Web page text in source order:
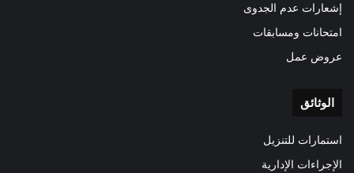
إشعارات عدم الجدوى
امتحانات ومسابقات
عروض عمل
الوثائق
استمارات للتنزيل
الإجراءات الإدارية